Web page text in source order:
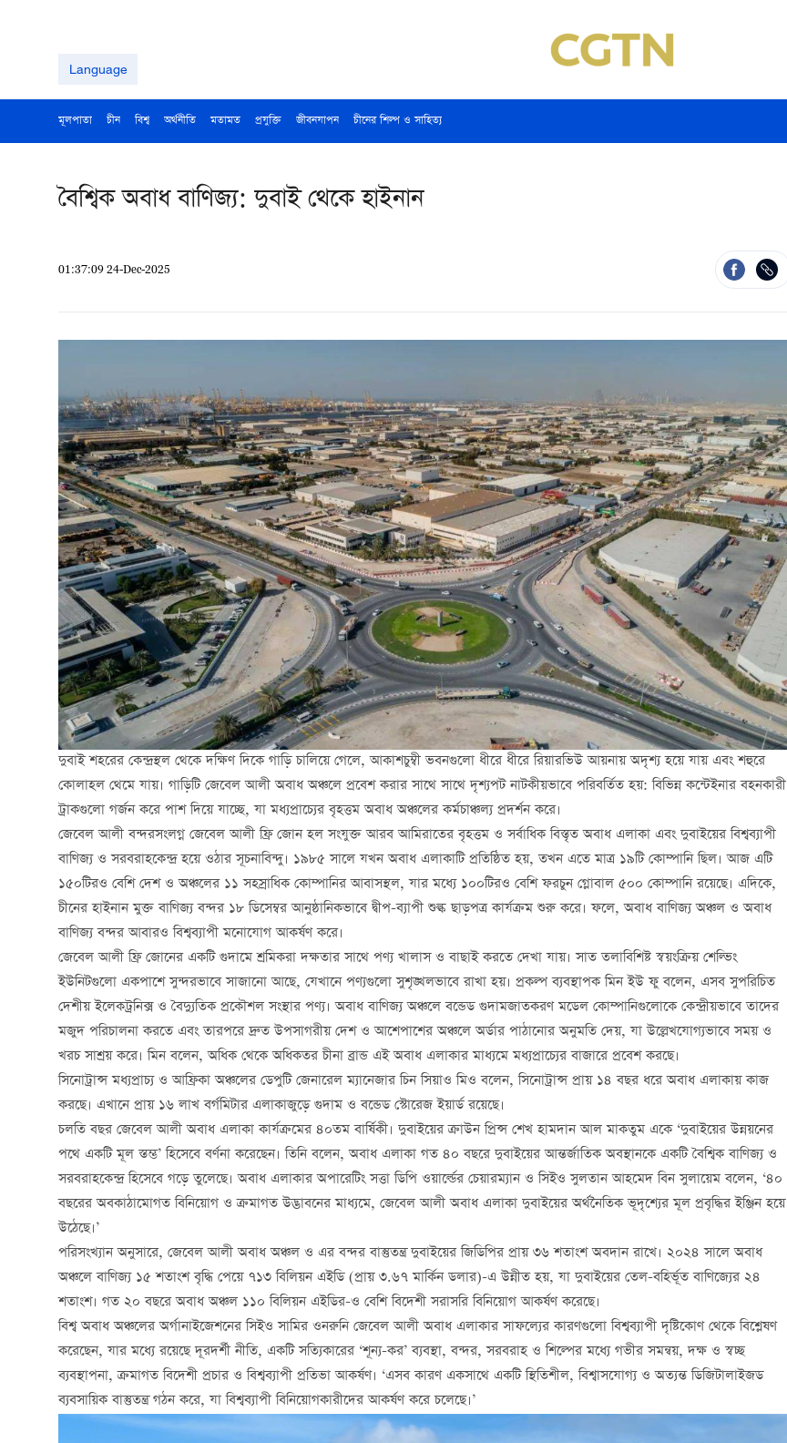
Language
মূলপাতা চীন বিশ্ব অর্থনীতি মতামত প্রযুক্তি জীবনযাপন চীনের শিল্প ও সাহিত্য
বৈশ্বিক অবাধ বাণিজ্য: দুবাই থেকে হাইনান
01:37:09 24-Dec-2025
দুবাই শহরের কেন্দ্রস্থল থেকে দক্ষিণ দিকে গাড়ি চালিয়ে গেলে, আকাশচুম্বী ভবনগুলো ধীরে ধীরে রিয়ারভিউ আয়নায় অদৃশ্য হয়ে যায় এবং শহুরে
কোলাহল থেমে যায়। গাড়িটি জেবেল আলী অবাধ অঞ্চলে প্রবেশ করার সাথে সাথে দৃশ্যপট নাটকীয়ভাবে পরিবর্তিত হয়: বিভিন্ন কন্টেইনার বহনকারী
ট্রাকগুলো গর্জন করে পাশ দিয়ে যাচ্ছে, যা মধ্যপ্রাচ্যের বৃহত্তম অবাধ অঞ্চলের কর্মচাঞ্চল্য প্রদর্শন করে।
জেবেল আলী বন্দরসংলগ্ন জেবেল আলী ফ্রি জোন হল সংযুক্ত আরব আমিরাতের বৃহত্তম ও সর্বাধিক বিস্তৃত অবাধ এলাকা এবং দুবাইয়ের বিশ্বব্যাপী
বাণিজ্য ও সরবরাহকেন্দ্র হয়ে ওঠার সূচনাবিন্দু। ১৯৮৫ সালে যখন অবাধ এলাকাটি প্রতিষ্ঠিত হয়, তখন এতে মাত্র ১৯টি কোম্পানি ছিল। আজ এটি
১৫০টিরও বেশি দেশ ও অঞ্চলের ১১ সহস্রাধিক কোম্পানির আবাসস্থল, যার মধ্যে ১০০টিরও বেশি ফরচুন গ্লোবাল ৫০০ কোম্পানি রয়েছে। এদিকে,
চীনের হাইনান মুক্ত বাণিজ্য বন্দর ১৮ ডিসেম্বর আনুষ্ঠানিকভাবে দ্বীপ-ব্যাপী শুল্ক ছাড়পত্র কার্যক্রম শুরু করে। ফলে, অবাধ বাণিজ্য অঞ্চল ও অবাধ
বাণিজ্য বন্দর আবারও বিশ্বব্যাপী মনোযোগ আকর্ষণ করে।
জেবেল আলী ফ্রি জোনের একটি গুদামে শ্রমিকরা দক্ষতার সাথে পণ্য খালাস ও বাছাই করতে দেখা যায়। সাত তলাবিশিষ্ট স্বয়ংক্রিয় শেল্ভিং
ইউনিটগুলো একপাশে সুন্দরভাবে সাজানো আছে, যেখানে পণ্যগুলো সুশৃঙ্খলভাবে রাখা হয়। প্রকল্প ব্যবস্থাপক মিন ইউ ফু বলেন, এসব সুপরিচিত
দেশীয় ইলেকট্রনিক্স ও বৈদ্যুতিক প্রকৌশল সংস্থার পণ্য। অবাধ বাণিজ্য অঞ্চলে বন্ডেড গুদামজাতকরণ মডেল কোম্পানিগুলোকে কেন্দ্রীয়ভাবে তাদের
মজুদ পরিচালনা করতে এবং তারপরে দ্রুত উপসাগরীয় দেশ ও আশেপাশের অঞ্চলে অর্ডার পাঠানোর অনুমতি দেয়, যা উল্লেখযোগ্যভাবে সময় ও
খরচ সাশ্রয় করে। মিন বলেন, অধিক থেকে অধিকতর চীনা ব্রান্ড এই অবাধ এলাকার মাধ্যমে মধ্যপ্রাচ্যের বাজারে প্রবেশ করছে।
সিনোট্রান্স মধ্যপ্রাচ্য ও আফ্রিকা অঞ্চলের ডেপুটি জেনারেল ম্যানেজার চিন সিয়াও মিও বলেন, সিনোট্রান্স প্রায় ১৪ বছর ধরে অবাধ এলাকায় কাজ
করছে। এখানে প্রায় ১৬ লাখ বর্গমিটার এলাকাজুড়ে গুদাম ও বন্ডেড স্টোরেজ ইয়ার্ড রয়েছে।
চলতি বছর জেবেল আলী অবাধ এলাকা কার্যক্রমের ৪০তম বার্ষিকী। দুবাইয়ের ক্রাউন প্রিন্স শেখ হামদান আল মাকতুম একে ‘দুবাইয়ের উন্নয়নের
পথে একটি মূল স্তম্ভ’ হিসেবে বর্ণনা করেছেন। তিনি বলেন, অবাধ এলাকা গত ৪০ বছরে দুবাইয়ের আন্তর্জাতিক অবস্থানকে একটি বৈশ্বিক বাণিজ্য ও
সরবরাহকেন্দ্র হিসেবে গড়ে তুলেছে। অবাধ এলাকার অপারেটিং সত্তা ডিপি ওয়ার্ল্ডের চেয়ারম্যান ও সিইও সুলতান আহমেদ বিন সুলায়েম বলেন, ‘৪০
বছরের অবকাঠামোগত বিনিয়োগ ও ক্রমাগত উদ্ভাবনের মাধ্যমে, জেবেল আলী অবাধ এলাকা দুবাইয়ের অর্থনৈতিক ভূদৃশ্যের মূল প্রবৃদ্ধির ইঞ্জিন হয়ে
উঠেছে।’
পরিসংখ্যান অনুসারে, জেবেল আলী অবাধ অঞ্চল ও এর বন্দর বাস্তুতন্ত্র দুবাইয়ের জিডিপির প্রায় ৩৬ শতাংশ অবদান রাখে। ২০২৪ সালে অবাধ
অঞ্চলে বাণিজ্য ১৫ শতাংশ বৃদ্ধি পেয়ে ৭১৩ বিলিয়ন এইডি (প্রায় ৩.৬৭ মার্কিন ডলার)-এ উন্নীত হয়, যা দুবাইয়ের তেল-বহির্ভূত বাণিজ্যের ২৪
শতাংশ। গত ২০ বছরে অবাধ অঞ্চল ১১০ বিলিয়ন এইডির-ও বেশি বিদেশী সরাসরি বিনিয়োগ আকর্ষণ করেছে।
বিশ্ব অবাধ অঞ্চলের অর্গানাইজেশনের সিইও সামির ওনরুনি জেবেল আলী অবাধ এলাকার সাফল্যের কারণগুলো বিশ্বব্যাপী দৃষ্টিকোণ থেকে বিশ্লেষণ
করেছেন, যার মধ্যে রয়েছে দূরদর্শী নীতি, একটি সত্যিকারের ‘শূন্য-কর’ ব্যবস্থা, বন্দর, সরবরাহ ও শিল্পের মধ্যে গভীর সমন্বয়, দক্ষ ও স্বচ্ছ
ব্যবস্থাপনা, ক্রমাগত বিদেশী প্রচার ও বিশ্বব্যাপী প্রতিভা আকর্ষণ। ‘এসব কারণ একসাথে একটি স্থিতিশীল, বিশ্বাসযোগ্য ও অত্যন্ত ডিজিটালাইজড
ব্যবসায়িক বাস্তুতন্ত্র গঠন করে, যা বিশ্বব্যাপী বিনিয়োগকারীদের আকর্ষণ করে চলেছে।’